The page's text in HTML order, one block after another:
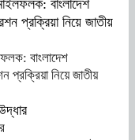
বাংলাদেশ
প্রক্রিয়া নিয়ে জাতীয়